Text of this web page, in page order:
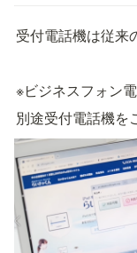
受付電話機は従来
※ビジネスフォン
別途受付電話機を